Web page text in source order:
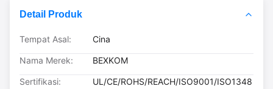
Detail Produk
Tempat Asal: Cina
Nama Merek: BEXKOM
Sertifikasi:
UL/CE/ROHS/REACH/ISO9001/ISO1348